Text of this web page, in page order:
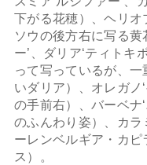
下がる花穂）、ヘリオ
ソウの後方右に写る黄
ー’、ダリア‘ティトキ
って写っているが、
いダリア）、オレガノ
の手前右）、バーベナ
のふんわり姿）、カラ
ーレンベルギア・カ
ス）。